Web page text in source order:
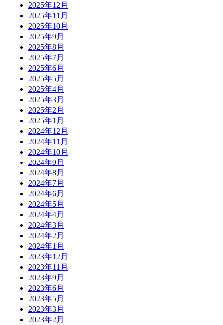
2025年12月
2025年11月
2025年10月
2025年9月
2025年8月
2025年7月
2025年6月
2025年5月
2025年4月
2025年3月
2025年2月
2025年1月
2024年12月
2024年11月
2024年10月
2024年9月
2024年8月
2024年7月
2024年6月
2024年5月
2024年4月
2024年3月
2024年2月
2024年1月
2023年12月
2023年11月
2023年9月
2023年6月
2023年5月
2023年3月
2023年2月